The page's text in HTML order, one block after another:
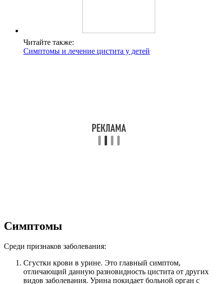
Читайте также:
Симптомы и лечение цистита у детей
Симптомы
Среди признаков заболевания:
Сгустки крови в урине. Это главный симптом,
отличающий данную разновидность цистита от других
видов заболевания. Урина покидает больной орган с